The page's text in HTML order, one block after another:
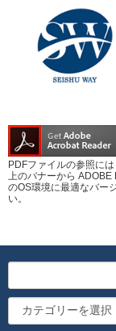
PDFファイルの参照に
上のバナーから ADOBE
のOS環境に最適なバー
い。